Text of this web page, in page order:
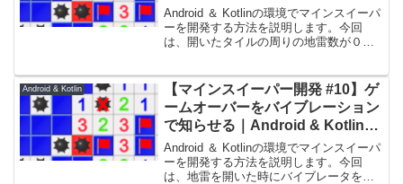
Kotlinアプリ開発
Android ＆ Kotlinの環境でマインスイーパ
ーを開発する方法を説明します。今回
は、開いたタイルの周りの地雷数が０個
Android & Kotlin
【マインスイーパー開発 #10】ゲ
ームオーバーをバイブレーション
で知らせる｜Android & Kotlinア
プリ開発
Android ＆ Kotlinの環境でマインスイーパ
ーを開発する方法を説明します。今回
は、地雷を開いた時にバイブレータを作